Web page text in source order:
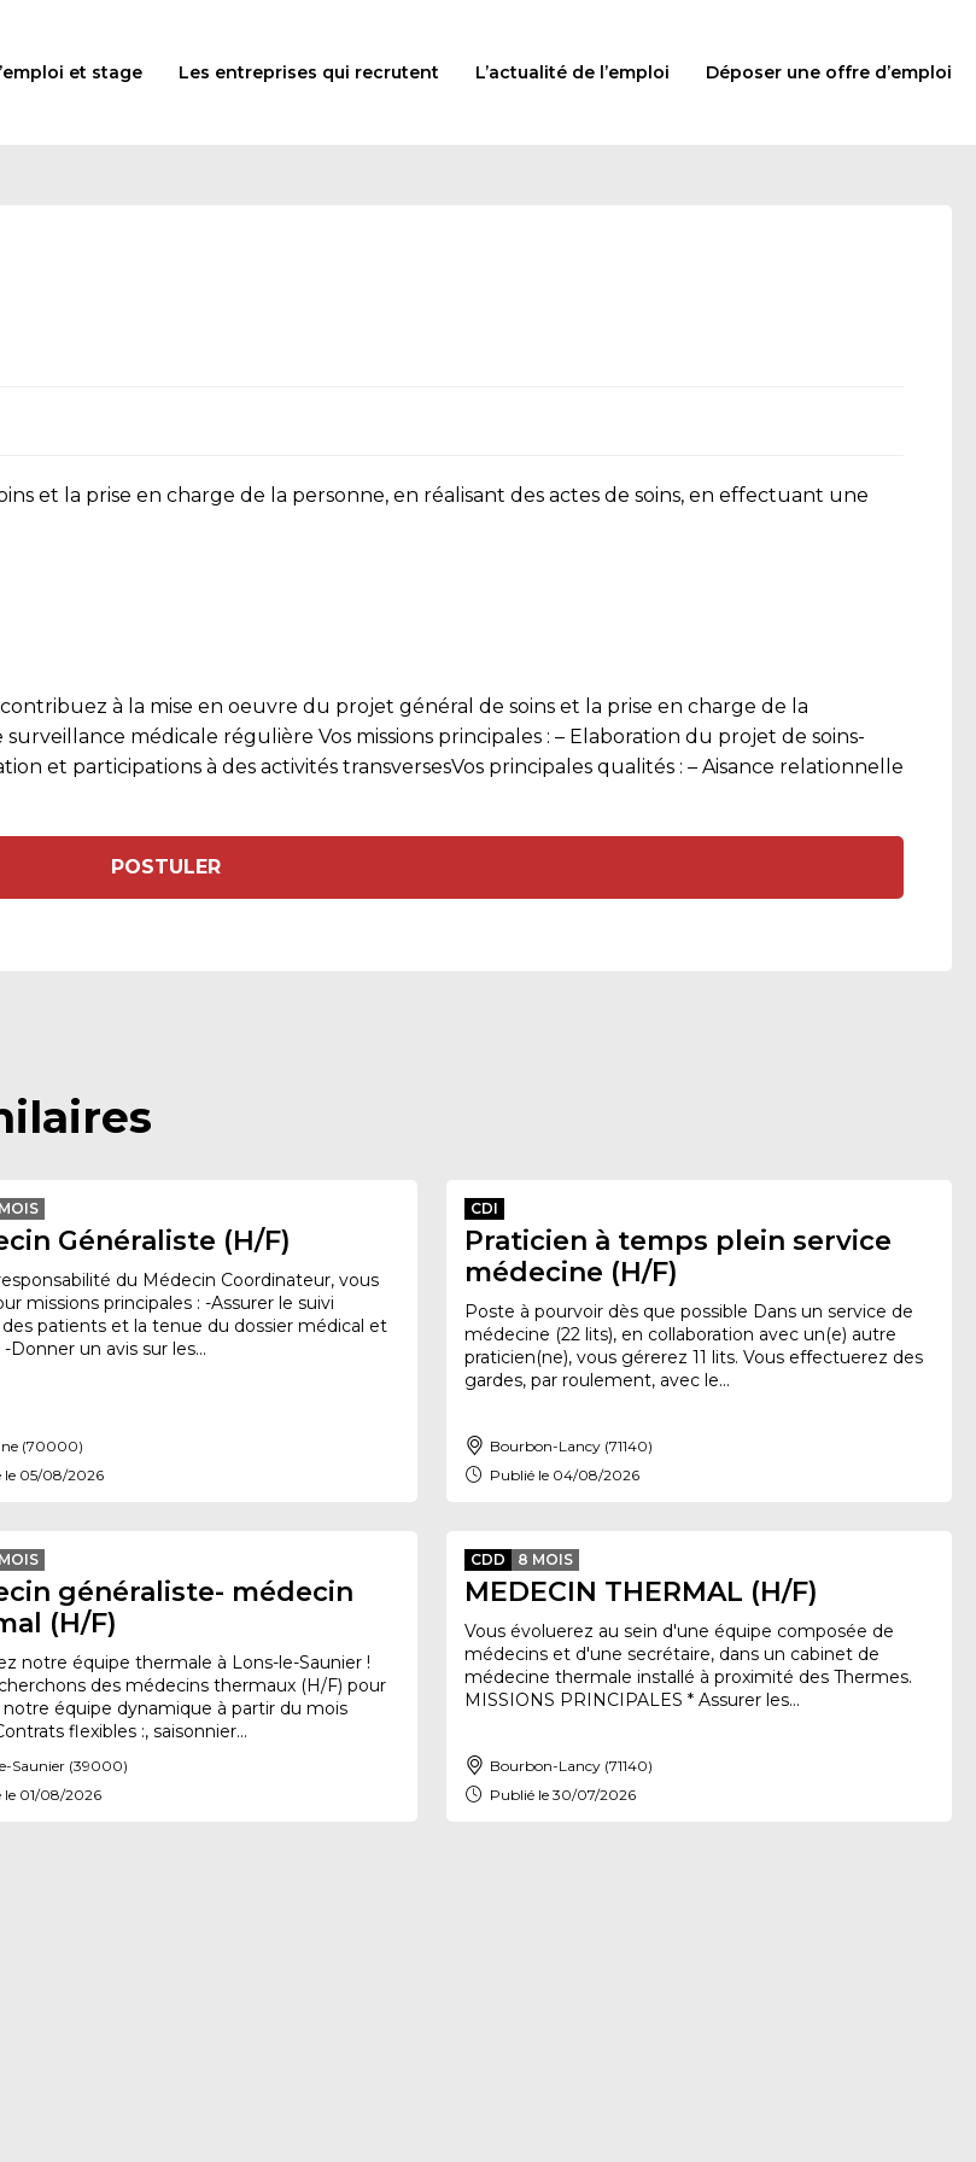
et stage Les entreprises qui recrutent L’actualité de l’emploi Déposer une offre d’emploi
et la prise en charge de la personne, en réalisant des actes de soins, en effectuant une
à la mise en oeuvre du projet général de soins et la prise en charge de la
médicale régulière Vos missions principales : – Elaboration du projet de soins-
et participations à des activités transversesVos principales qualités : – Aisance relationnelle
POSTULER
Généraliste (H/F)
du Médecin Coordinateur, vous
missions principales : -Assurer le suivi
patients et la tenue du dossier médical et
Donner un avis sur les...
(70000)
le 05/08/2026
CDI
Praticien à temps plein service
médecine (H/F)
Poste à pourvoir dès que possible Dans un service de
médecine (22 lits), en collaboration avec un(e) autre
praticien(ne), vous gérerez 11 lits. Vous effectuerez des
gardes, par roulement, avec le...
Bourbon-Lancy (71140)
Publié le 04/08/2026
généraliste- médecin
(H/F)
notre équipe thermale à Lons-le-Saunier !
des médecins thermaux (H/F) pour
équipe dynamique à partir du mois
flexibles :, saisonnier...
Saunier (39000)
le 01/08/2026
CDD 8 MOIS
MEDECIN THERMAL (H/F)
Vous évoluerez au sein d'une équipe composée de
médecins et d'une secrétaire, dans un cabinet de
médecine thermale installé à proximité des Thermes.
MISSIONS PRINCIPALES * Assurer les...
Bourbon-Lancy (71140)
Publié le 30/07/2026